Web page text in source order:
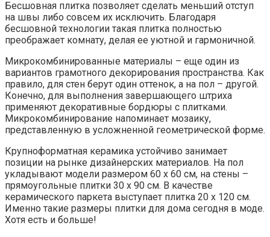
Бесшовная плитка позволяет сделать меньший отступ
на швы либо совсем их исключить. Благодаря
бесшовной технологии такая плитка полностью
преображает комнату, делая ее уютной и гармоничной.
Микрокомбинированные материалы – еще один из
вариантов грамотного декорирования пространства. Как
правило, для стен берут один оттенок, а на пол – другой.
Конечно, для выполнения завершающего штриха
применяют декоративные бордюры с плитками.
Микрокомбинирование напоминает мозаику,
представленную в усложненной геометрической форме.
Крупноформатная керамика устойчиво занимает
позиции на рынке дизайнерских материалов. На пол
укладывают модели размером 60 х 60 см, на стены –
прямоугольные плитки 30 х 90 см. В качестве
керамического паркета выступает плитка 20 х 120 см.
Именно такие размеры плитки для дома сегодня в моде.
Хотя есть и больше!